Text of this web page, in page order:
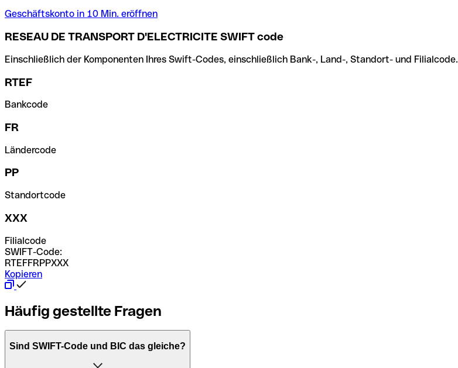
Geschäftskonto in 10 Min. eröffnen
RESEAU DE TRANSPORT D'ELECTRICITE SWIFT code
Einschließlich der Komponenten Ihres Swift-Codes, einschließlich Bank-, Land-, Standort- und Filialcode.
RTEF
Bankcode
FR
Ländercode
PP
Standortcode
XXX
Filialcode
SWIFT-Code:
RTEFFRPPXXX
Kopieren
Häufig gestellte Fragen
Sind SWIFT-Code und BIC das gleiche?